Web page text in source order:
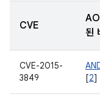
CVE
된
CVE-2015-
3849
[2]